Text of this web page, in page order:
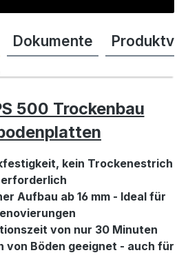
Dokumente
500 Trockenbau
kein Trockenestrich
erforderlich
Aufbau ab 16 mm - Ideal für
von nur 30 Minuten
von Böden geeignet - auch für